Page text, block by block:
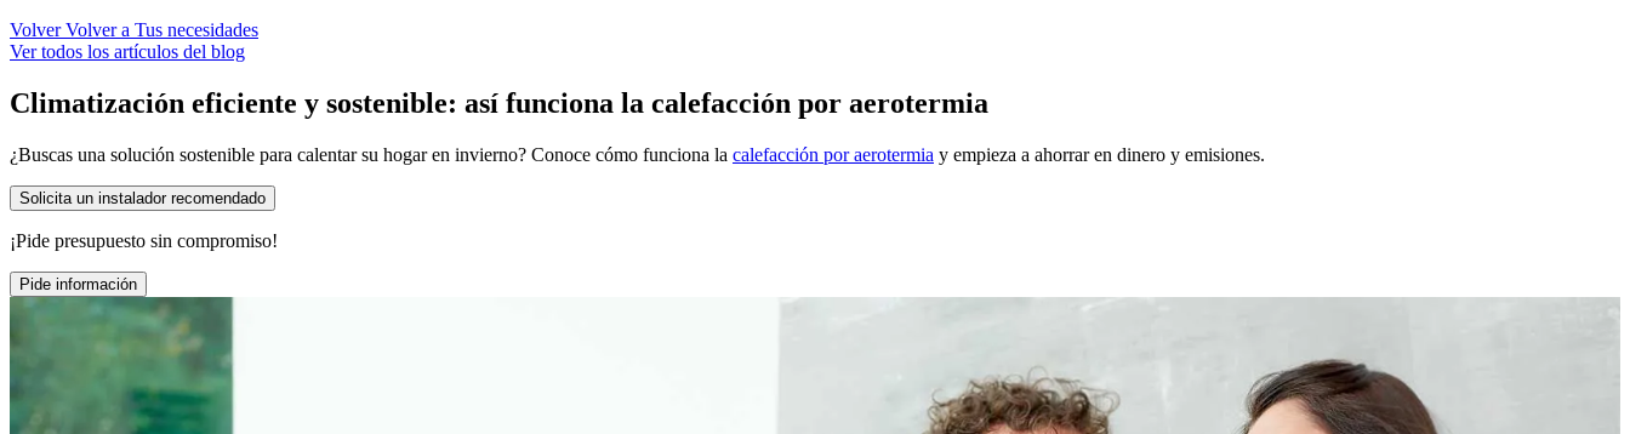
Volver Volver a Tus necesidades
Ver todos los artículos del blog
Climatización eficiente y sostenible: así funciona la calefacción por aerotermia
¿Buscas una solución sostenible para calentar su hogar en invierno? Conoce cómo funciona la calefacción por aerotermia y empieza a ahorrar en dinero y emisiones.
Solicita un instalador recomendado
¡Pide presupuesto sin compromiso!
Pide información